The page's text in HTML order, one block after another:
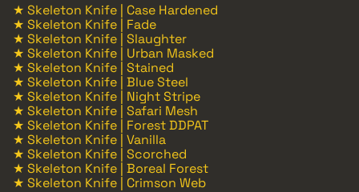
★ Skeleton Knife | Case Hardened
★ Skeleton Knife | Fade
★ Skeleton Knife | Slaughter
★ Skeleton Knife | Urban Masked
★ Skeleton Knife | Stained
★ Skeleton Knife | Blue Steel
★ Skeleton Knife | Night Stripe
★ Skeleton Knife | Safari Mesh
★ Skeleton Knife | Forest DDPAT
★ Skeleton Knife | Vanilla
★ Skeleton Knife | Scorched
★ Skeleton Knife | Boreal Forest
★ Skeleton Knife | Crimson Web